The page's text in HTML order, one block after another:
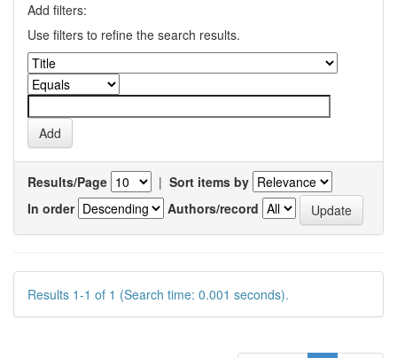
Add filters:
Use filters to refine the search results.
Results/Page | Sort items by
In order
Authors/record
Results 1-1 of 1 (Search time: 0.001 seconds).